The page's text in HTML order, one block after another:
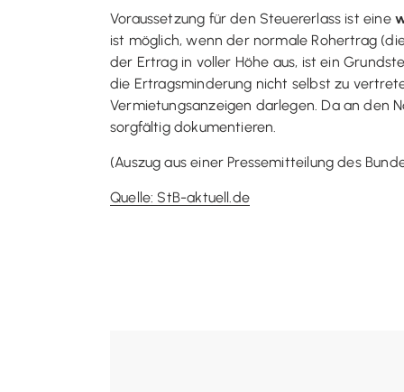
Voraussetzung für den Steuererlass ist eine
ist möglich, wenn der normale Rohertrag
der Ertrag in voller Höhe aus, ist ein
die Ertragsminderung nicht selbst zu
Vermietungsanzeigen darlegen. Da an den
sorgfältig dokumentieren.
(Auszug aus einer Pressemitteilung des
Quelle: StB-aktuell.de